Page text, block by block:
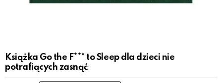
Książka Go the F*** to Sleep dla dzieci nie
potrafiących zasnąć